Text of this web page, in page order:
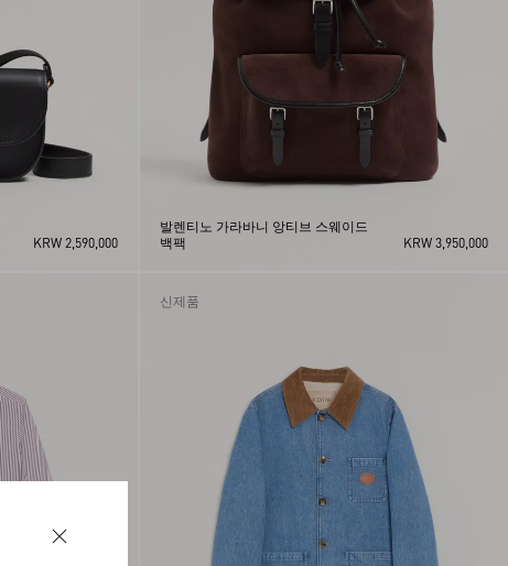
KRW 2,590,000
발렌티노 가라바니 앙티브 스웨이드
백팩
KRW 3,950,000
신제품